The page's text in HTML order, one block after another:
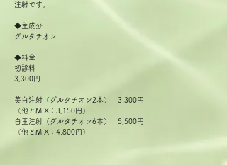
注射です。
◆主成分
グルタチオン
◆料金
初診料
3,300円
美白注射（グルタチオン2本） 3,300円
（他とMIX：3,150円）
白玉注射（グルタチオン6本） 5,500円
（他とMIX：4,800円）